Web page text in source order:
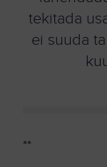
tekitada
ei suuda
**